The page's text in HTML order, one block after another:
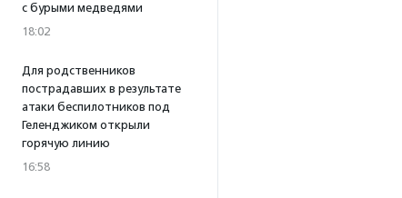
с бурыми медведями
18:02
Для родственников
пострадавших в результате
атаки беспилотников под
Геленджиком открыли
горячую линию
16:58